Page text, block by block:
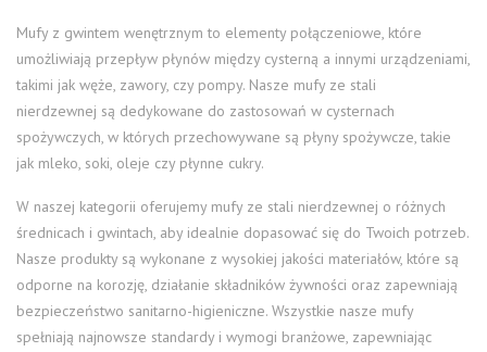
Mufy z gwintem wenętrznym to elementy połączeniowe, które
umożliwiają przepływ płynów między cysterną a innymi urządzeniami,
takimi jak węże, zawory, czy pompy. Nasze mufy ze stali
nierdzewnej są dedykowane do zastosowań w cysternach
spożywczych, w których przechowywane są płyny spożywcze, takie
jak mleko, soki, oleje czy płynne cukry.
W naszej kategorii oferujemy mufy ze stali nierdzewnej o różnych
średnicach i gwintach, aby idealnie dopasować się do Twoich potrzeb.
Nasze produkty są wykonane z wysokiej jakości materiałów, które są
odporne na korozję, działanie składników żywności oraz zapewniają
bezpieczeństwo sanitarno-higieniczne. Wszystkie nasze mufy
spełniają najnowsze standardy i wymogi branżowe, zapewniając